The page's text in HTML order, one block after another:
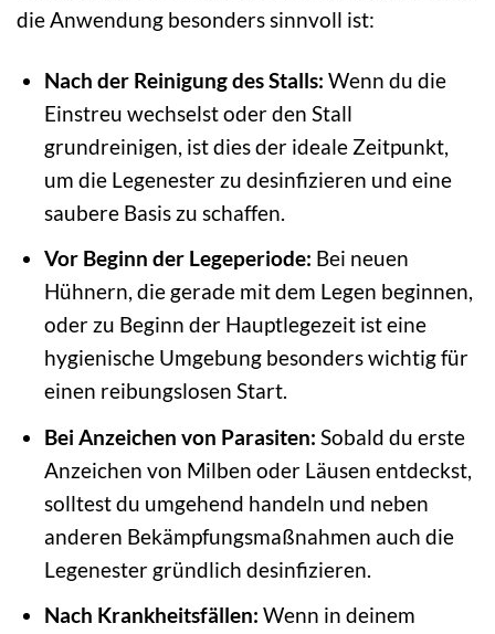
die Anwendung besonders sinnvoll ist:
Nach der Reinigung des Stalls: Wenn du die
Einstreu wechselst oder den Stall
grundreinigen, ist dies der ideale Zeitpunkt,
um die Legenester zu desinfizieren und eine
saubere Basis zu schaffen.
Vor Beginn der Legeperiode: Bei neuen
Hühnern, die gerade mit dem Legen beginnen,
oder zu Beginn der Hauptlegezeit ist eine
hygienische Umgebung besonders wichtig für
einen reibungslosen Start.
Bei Anzeichen von Parasiten: Sobald du erste
Anzeichen von Milben oder Läusen entdeckst,
solltest du umgehend handeln und neben
anderen Bekämpfungsmaßnahmen auch die
Legenester gründlich desinfizieren.
Nach Krankheitsfällen: Wenn in deinem